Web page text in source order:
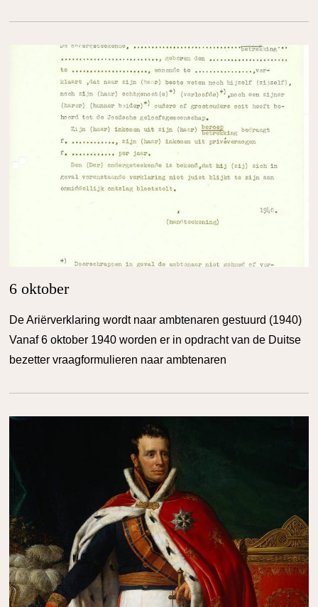
6 oktober
De Ariërverklaring wordt naar ambtenaren gestuurd (1940)
Vanaf 6 oktober 1940 worden er in opdracht van de Duitse
bezetter vraagformulieren naar ambtenaren